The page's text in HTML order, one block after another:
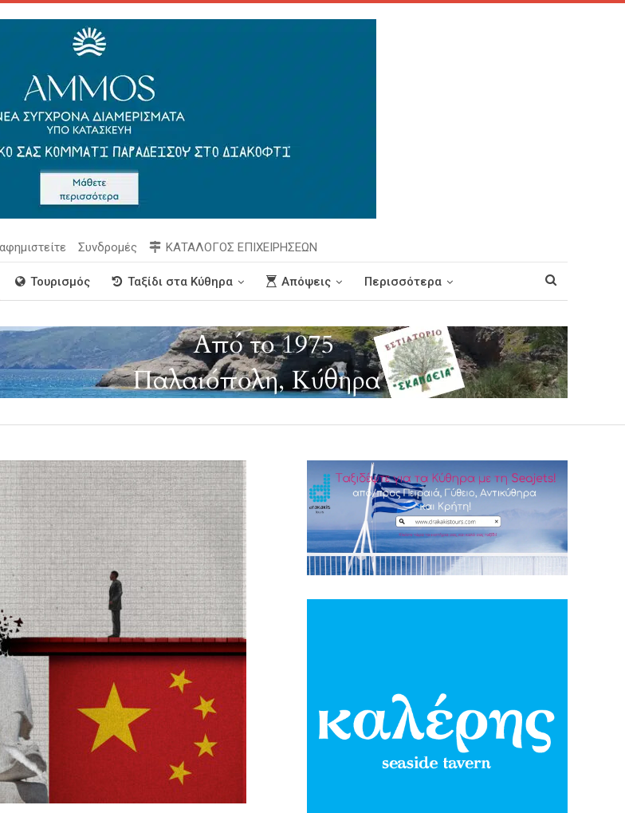
Συνδρομές ΚΑΤΑΛΟΓΟΣ ΕΠΙΧΕΙΡΗΣΕΩΝ
Τουρισμός Ταξίδι στα Κύθηρα Απόψεις Περισσότερα